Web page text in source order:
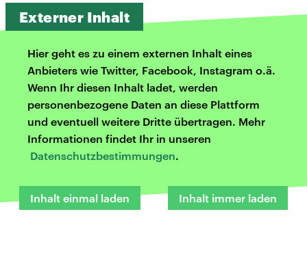
Externer Inhalt
Hier geht es zu einem externen Inhalt eines
Anbieters wie Twitter, Facebook, Instagram o.ä.
Wenn Ihr diesen Inhalt ladet, werden
personenbezogene Daten an diese Plattform
und eventuell weitere Dritte übertragen. Mehr
Informationen findet Ihr in unseren
Datenschutzbestimmungen.
Inhalt einmal laden Inhalt immer laden